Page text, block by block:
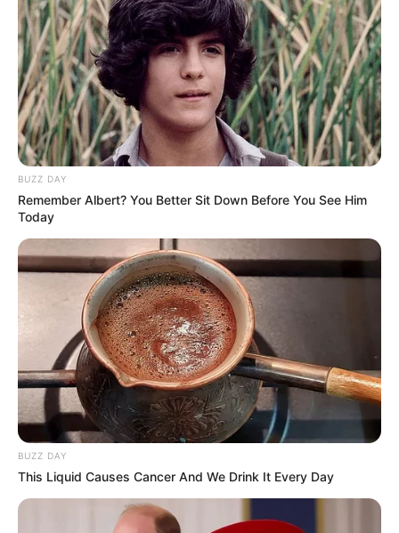
BUZZ DAY
Remember Albert? You Better Sit Down Before You See Him
Today
BUZZ DAY
This Liquid Causes Cancer And We Drink It Every Day